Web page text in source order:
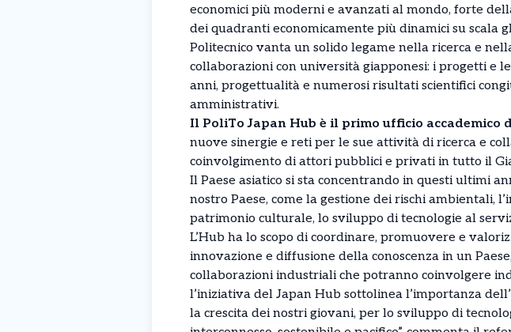
economici più moderni e avanzati al mondo, forte
dei quadranti economicamente più dinamici su scala
Politecnico vanta un solido legame nella ricerca e
collaborazioni con università giapponesi: i progetti e
anni, progettualità e numerosi risultati scientifici
amministrativi.
Il PoliTo Japan Hub è il primo ufficio accademico
nuove sinergie e reti per le sue attività di ricerca e
coinvolgimento di attori pubblici e privati in tutto il
Il Paese asiatico si sta concentrando in questi ultimi
nostro Paese, come la gestione dei rischi ambientali,
patrimonio culturale, lo sviluppo di tecnologie al
L’Hub ha lo scopo di coordinare, promuovere e
innovazione e diffusione della conoscenza in un
collaborazioni industriali che potranno coinvolgere
l’iniziativa del Japan Hub sottolinea l’importanza
la crescita dei nostri giovani, per lo sviluppo di